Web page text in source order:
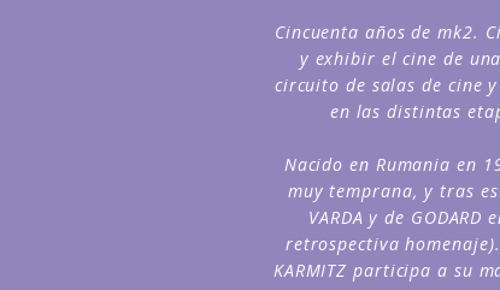
Cincuenta años de mk2.
y exhibir el cine de
circuito de salas de cine
en las distintas
Nacido en Rumania en
muy temprana, y tras
VARDA y de
retrospectiva
KARMITZ participa a su